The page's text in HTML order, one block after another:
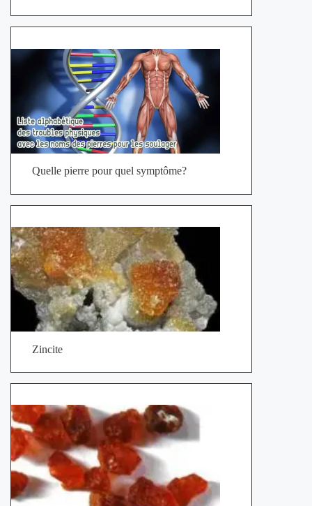
Quelle pierre pour quel symptôme?
Zincite